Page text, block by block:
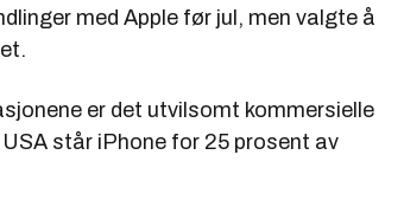
med Apple før jul, men valgte å
er det utvilsomt kommersielle
står iPhone for 25 prosent av